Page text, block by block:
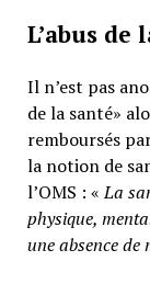
L’abus de
Il n’est pas
de la santé»
remboursés
la notion de
l’OMS : «La
physique,
une absence